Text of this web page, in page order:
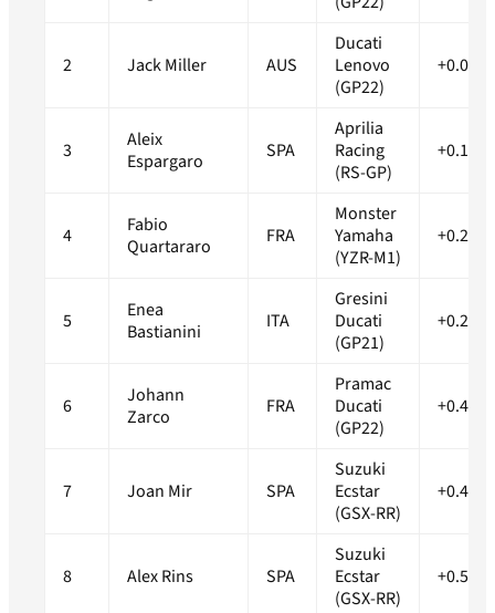
2 Jack Miller AUS
Ducati
Lenovo
(GP22)
+0.069s
3
Aleix
Espargaro
SPA
Aprilia
Racing
(RS-GP)
+0.159s
4
Fabio
Quartararo
FRA
Monster
Yamaha
(YZR-M1)
+0.238s
5
Enea
Bastianini
ITA
Gresini
Ducati
(GP21)
+0.261s
6
Johann
Zarco
FRA
Pramac
Ducati
(GP22)
+0.413s
7 Joan Mir SPA
Suzuki
Ecstar
(GSX-RR)
+0.493s
8 Alex Rins SPA
Suzuki
Ecstar
(GSX-RR)
+0.527s